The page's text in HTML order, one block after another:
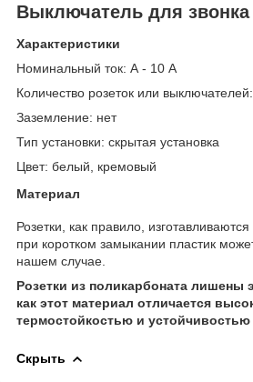
Выключатель для
Характеристики
Номинальный ток: А- 10 А
Количество розеток или
Заземление: нет
Тип установки: скрытая установка
Цвет: белый, кремовый
Материал
Розетки, как правило,
при коротком замыкании пластик
нашем случае.
Розетки из поликарбоната лишены
как этот материал отличается
термостойкостью и
Скрыть